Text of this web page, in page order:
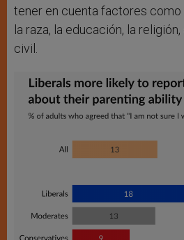
tener en cuenta factores como
la raza, la educación, la
civil.